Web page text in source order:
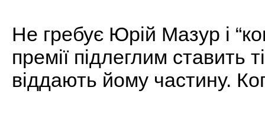
Не гребує Юрій Мазур і
премії підлеглим ставить
віддають йому частину.